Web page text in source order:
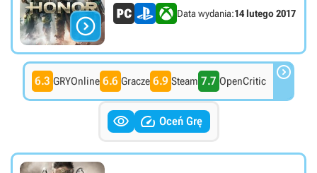
 Data wydania:14 lutego 2017
6.3 GRYOnline 6.6 Gracze 6.9 Steam 7.7 OpenCritic 
  Oceń Grę